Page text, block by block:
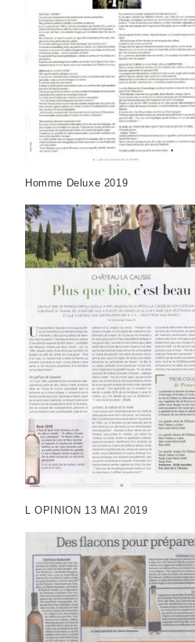
Homme Deluxe 2019
L OPINION 13 MAI 2019